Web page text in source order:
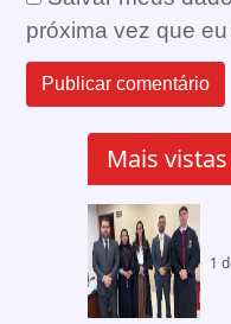
próxima vez que
Mais
1